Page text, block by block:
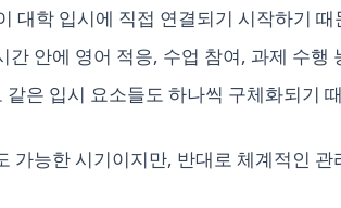
대학 입시에 직접 연결되기 시작하기
안에 영어 적응, 수업 참여, 과제 수행
같은 입시 요소들도 하나씩 구체화되기
가능한 시기이지만, 반대로 체계적인